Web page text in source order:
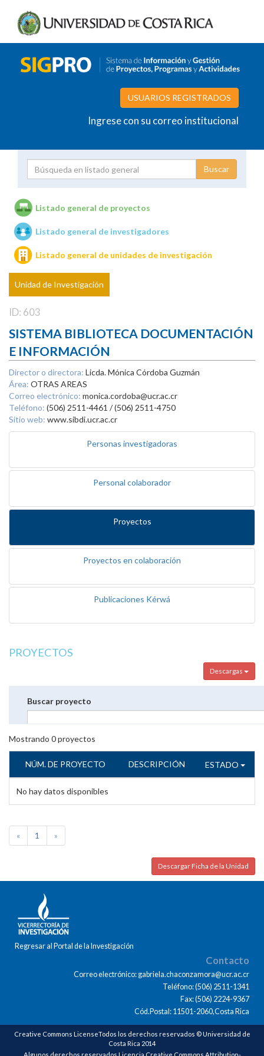
USUARIOS REGISTRADOS
Ingrese con su correo institucional
Unidades de investigación
Listado general de proyectos
Listado general de investigadores
Listado general de unidades de investigación
Unidad de Investigación
ID: 603
SISTEMA BIBLIOTECA DOCUMENTACIÓN
E INFORMACIÓN
Director o directora: Licda. Mónica Córdoba Guzmán
Área: OTRAS AREAS
Correo electrónico: monica.cordoba@ucr.ac.cr
Teléfono: (506) 2511-4461 / (506) 2511-4750
Sitio web: www.sibdi.ucr.ac.cr
Personas investigadoras
Personal colaborador
Proyectos
Proyectos en colaboración
Publicaciones Kérwá
PROYECTOS
Descargas
Buscar proyecto
Mostrando 0proyectos
NÚM. DE PROYECTO DESCRIPCIÓN ESTADO
No hay datos disponibles
« 1 »
Descargar Ficha de la Unidad
Regresar al Portal de la Investigación
Contacto
Correo electrónico: gabriela.chaconzamora@ucr.ac.cr
Teléfono: (506) 2511-1341
Fax: (506) 2224-9367
Cód.Postal: 11501-2060,Costa Rica
Creative Commons LicenseTodos los derechos reservados © Universidad de
Costa Rica 2014